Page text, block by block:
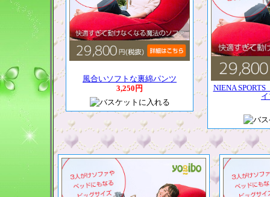
風合いソフトな裏綿パンツ
3,250円
NIENA